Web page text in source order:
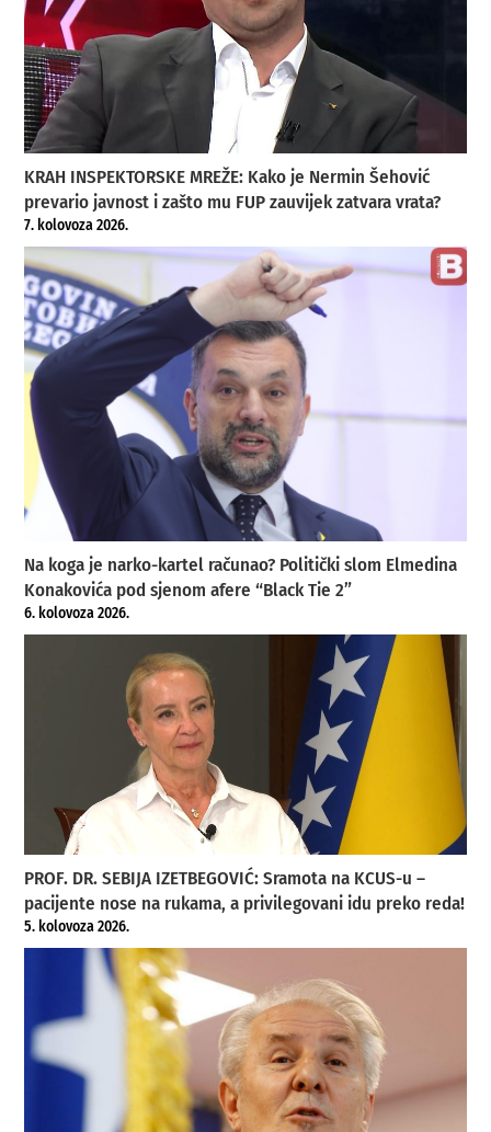
KRAH INSPEKTORSKE MREŽE: Kako je Nermin Šehović
prevario javnost i zašto mu FUP zauvijek zatvara vrata?
7. kolovoza 2026.
Na koga je narko-kartel računao? Politički slom Elmedina
Konakovića pod sjenom afere “Black Tie 2”
6. kolovoza 2026.
PROF. DR. SEBIJA IZETBEGOVIĆ: Sramota na KCUS-u –
pacijente nose na rukama, a privilegovani idu preko reda!
5. kolovoza 2026.